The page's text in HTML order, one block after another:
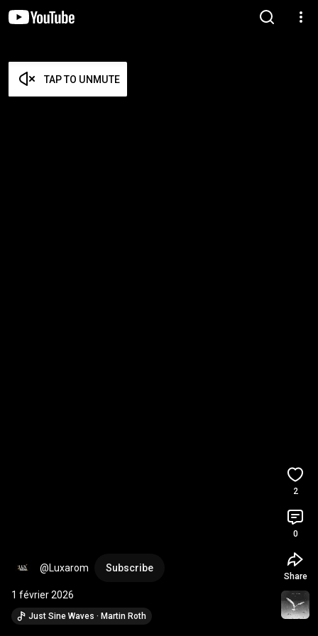
TAP TO UNMUTE
@Luxarom Subscribe
1 février 2026
Just Sine Waves · Martin Roth
2
0
Share